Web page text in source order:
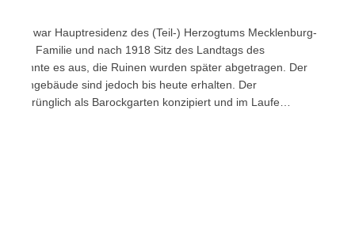
war Hauptresidenz des (Teil-) Herzogtums Mecklenburg-
Familie und nach 1918 Sitz des Landtags des
brannte es aus, die Ruinen wurden später abgetragen. Der
sind jedoch bis heute erhalten. Der
ursprünglich als Barockgarten konzipiert und im Laufe…